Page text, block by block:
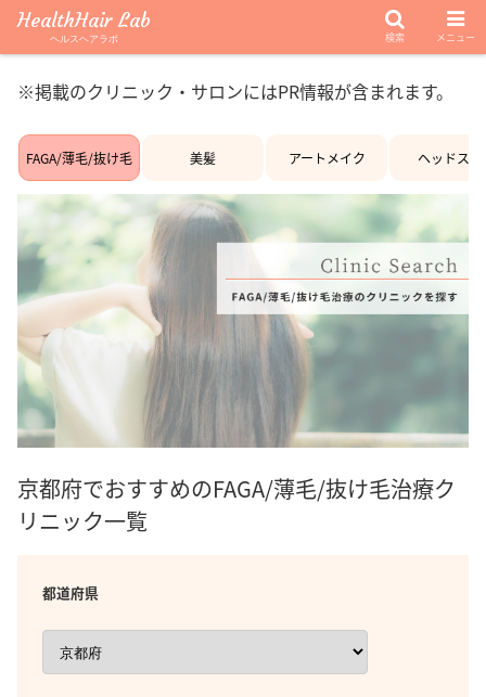
※掲載のクリニック・サロンにはPR情報が含まれます。
FAGA/薄毛/抜け毛 美髪 アートメイク ヘッドスパ
京都府でおすすめのFAGA/薄毛/抜け毛治療ク
リニック一覧
都道府県
HealthHair Lab
ヘルスヘアラボ 検索 メニュー